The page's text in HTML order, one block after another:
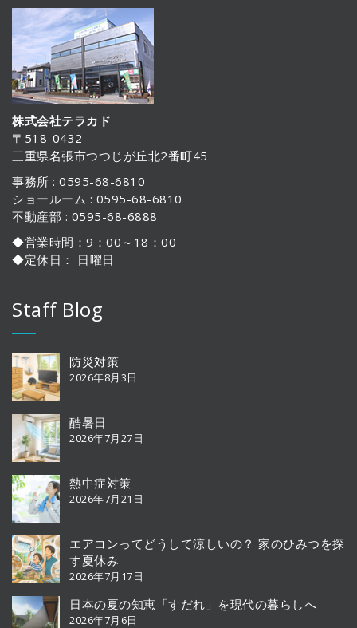
株式会社テラカド
〒518-0432
三重県名張市つつじが丘北2番町45
事務所 : 0595-68-6810
ショールーム : 0595-68-6810
不動産部 : 0595-68-6888
◆営業時間：9：00～18：00
◆定休日： 日曜日
Staff Blog
防災対策
2026年8月3日
酷暑日
2026年7月27日
熱中症対策
2026年7月21日
エアコンってどうして涼しいの？ 家のひみつを探
す夏休み
2026年7月17日
日本の夏の知恵「すだれ」を現代の暮らしへ
2026年7月6日